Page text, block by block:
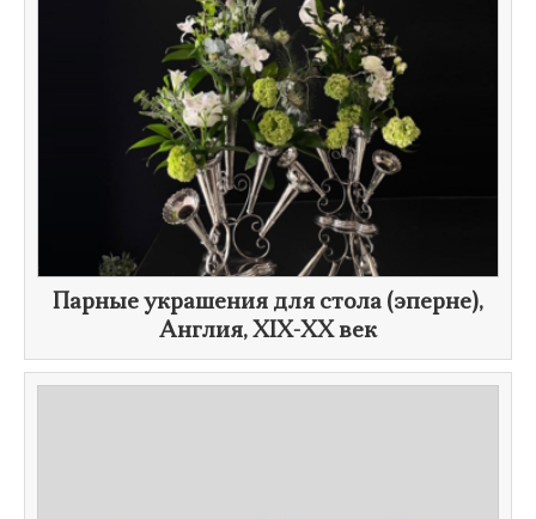
​Парные украшения для стола (эперне),
Англия, XIX-XX век